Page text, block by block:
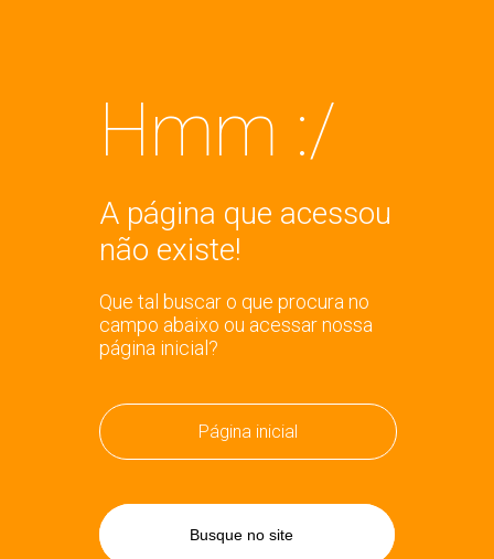
Hmm :/
A página que acessou
não existe!
Que tal buscar o que procura no
campo abaixo ou acessar nossa
página inicial?
Página inicial